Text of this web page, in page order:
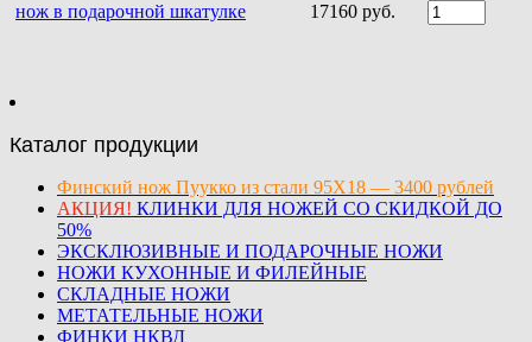
нож в подарочной шкатулке
17160 руб.
Каталог продукции
Финский нож Пуукко из стали 95Х18 — 3400 рублей
АКЦИЯ! КЛИНКИ ДЛЯ НОЖЕЙ СО СКИДКОЙ ДО
50%
ЭКСКЛЮЗИВНЫЕ И ПОДАРОЧНЫЕ НОЖИ
НОЖИ КУХОННЫЕ И ФИЛЕЙНЫЕ
СКЛАДНЫЕ НОЖИ
МЕТАТЕЛЬНЫЕ НОЖИ
ФИНКИ НКВД